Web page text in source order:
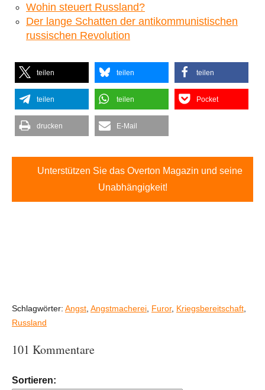
Wohin steuert Russland?
Der lange Schatten der antikommunistischen
russischen Revolution
teilen teilen teilen
teilen teilen Pocket
drucken E-Mail
Unterstützen Sie das Overton Magazin und seine
Unabhängigkeit!
Schlagwörter: Angst, Angstmacherei, Furor, Kriegsbereitschaft,
Russland
101 Kommentare
Sortieren: